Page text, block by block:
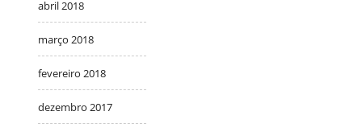
abril 2018
março 2018
fevereiro 2018
dezembro 2017